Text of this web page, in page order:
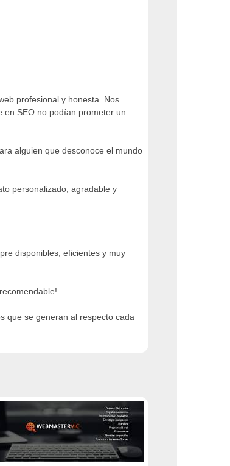
profesional y honesta. Nos
en SEO no podían prometer un
alguien que desconoce el mundo
personalizado, agradable y
disponibles, eficientes y muy
que se generan al respecto cada